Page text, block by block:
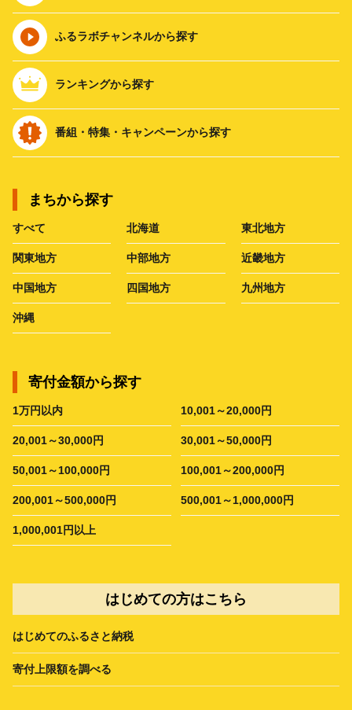
ふるラボチャンネルから探す
ランキングから探す
番組・特集・キャンペーンから探す
まちから探す
すべて 北海道 東北地方
関東地方 中部地方 近畿地方
中国地方 四国地方 九州地方
沖縄
寄付金額から探す
1万円以内 10,001～20,000円
20,001～30,000円 30,001～50,000円
50,001～100,000円 100,001～200,000円
200,001～500,000円 500,001～1,000,000円
1,000,001円以上
はじめての方はこちら
はじめてのふるさと納税
寄付上限額を調べる